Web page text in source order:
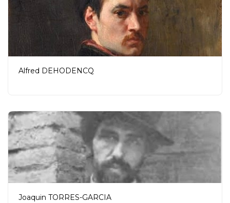
Alfred DEHODENCQ
Joaquin TORRES-GARCIA